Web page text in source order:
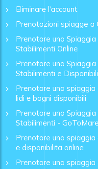
Eliminare l'account
Prenotazioni spiagge a
Prenotare una
Stabilimenti Online
Prenotare una Spiaggia
Stabilimenti e
Prenotare una
lidi e bagni disponibili
Prenotare una
Stabilimenti - GoToMare
Prenotare una spiaggia
e disponibilita online
Prenotare una